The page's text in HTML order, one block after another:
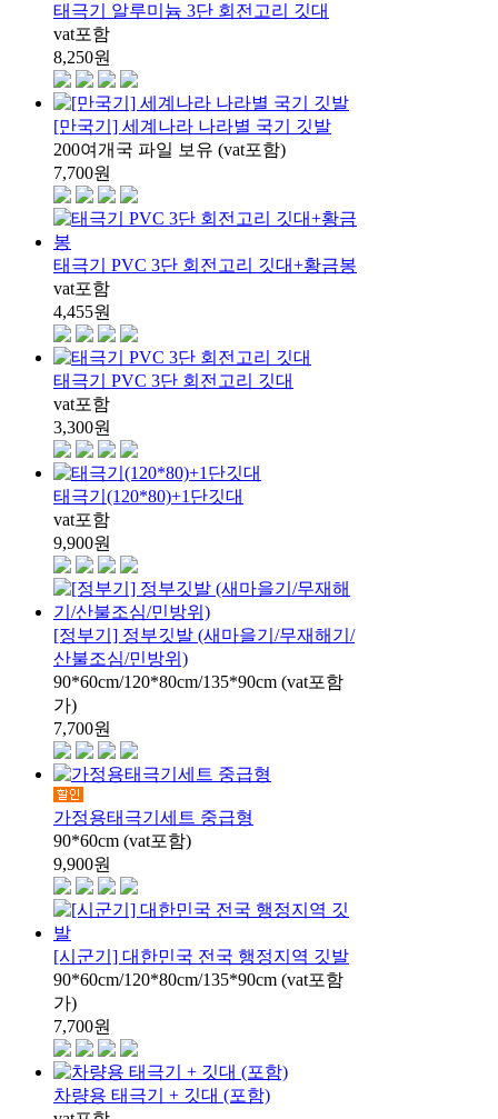
태극기 알루미늄 3단 회전고리 깃대
vat포함
8,250원
[만국기] 세계나라 나라별 국기 깃발
200여개국 파일 보유 (vat포함)
7,700원
태극기 PVC 3단 회전고리 깃대+황금봉
vat포함
4,455원
태극기 PVC 3단 회전고리 깃대
vat포함
3,300원
태극기(120*80)+1단깃대
vat포함
9,900원
[정부기] 정부깃발 (새마을기/무재해기/
산불조심/민방위)
90*60cm/120*80cm/135*90cm (vat포함
가)
7,700원
가정용태극기세트 중급형
90*60cm (vat포함)
9,900원
[시군기] 대한민국 전국 행정지역 깃발
90*60cm/120*80cm/135*90cm (vat포함
가)
7,700원
차량용 태극기 + 깃대 (포함)